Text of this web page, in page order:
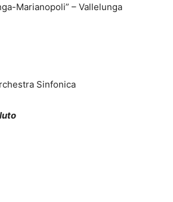
Marianopoli” – Vallelunga
Sinfonica